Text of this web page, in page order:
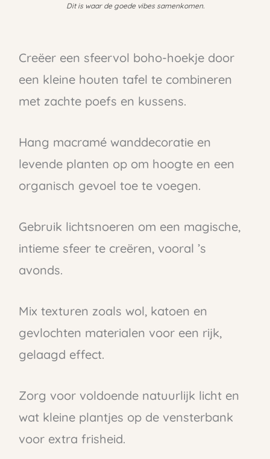
Dit is waar de goede vibes samenkomen.
Creëer een sfeervol boho-hoekje door
een kleine houten tafel te combineren
met zachte poefs en kussens.
Hang macramé wanddecoratie en
levende planten op om hoogte en een
organisch gevoel toe te voegen.
Gebruik lichtsnoeren om een magische,
intieme sfeer te creëren, vooral ’s
avonds.
Mix texturen zoals wol, katoen en
gevlochten materialen voor een rijk,
gelaagd effect.
Zorg voor voldoende natuurlijk licht en
wat kleine plantjes op de vensterbank
voor extra frisheid.